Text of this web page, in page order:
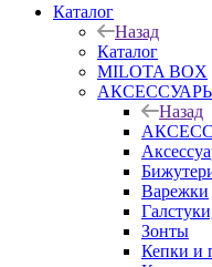
Каталог
Назад
Каталог
MILOTA BOX
Назад
Варежки
Зонты
Кепки и